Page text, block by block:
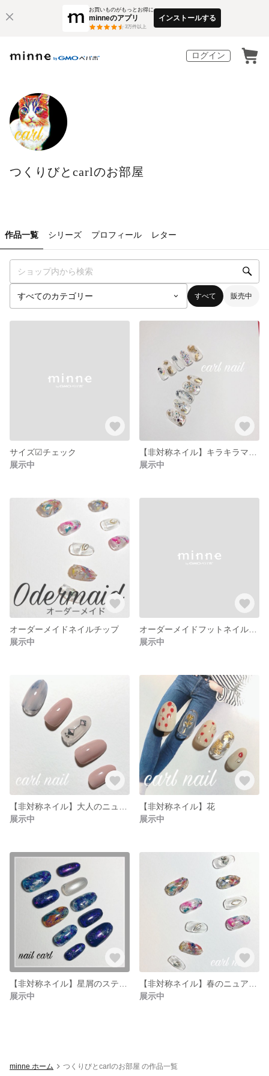
お買いものがもっとお得に
minneのアプリ
3万件以上
インストールする
ログイン
つくりびとcarlのお部屋
作品一覧 シリーズ プロフィール レター
すべて 販売中
サイズ☑チェック
展示中
展示中
オーダーメイドネイルチップ
展示中
展示中
展示中
【非対称ネイル】花
展示中
展示中
展示中
minne ホーム つくりびとcarlのお部屋 の作品一覧